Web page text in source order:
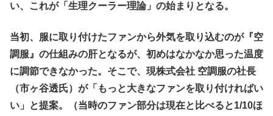
い、これが「生理クーラー理論」の始まりとなる。
当初、服に取り付けたファンから外気を取り込むのが『空
調服』の仕組みの肝となるが、初めはなかなか思った温度
に調節できなかった。そこで、現株式会社 空調服の社長
（市ヶ谷透氏）が「もっと大きなファンを取り付ければい
い」と提案。（当時のファン部分は現在と比べると1/10ほ